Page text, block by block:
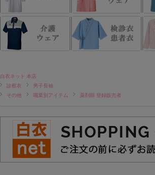
白衣ネット 本店
診察衣
男子長袖
その他
職業別アイテム 薬剤師 登録販売者